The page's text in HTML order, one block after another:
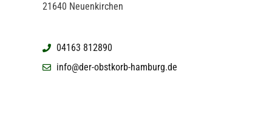
21640 Neuenkirchen
04163 812890
info@der-obstkorb-hamburg.de